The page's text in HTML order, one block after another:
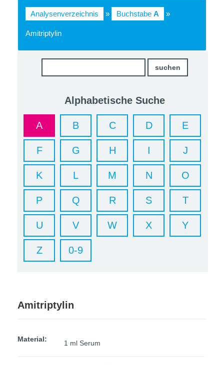
Analysenverzeichnis » Buchstabe A »
Amitriptylin
Alphabetische Suche
A B C D E
F G H I J
K L M N O
P Q R S T
U V W X Y
Z 0-9
Amitriptylin
Material: 1 ml Serum